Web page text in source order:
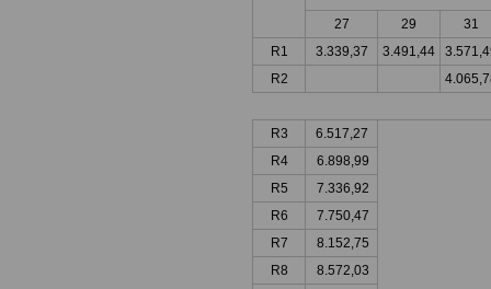
27 29
31
R1
3.339,37 3.491,44
R2
R3
6.517,27
R4
6.898,99
R5
7.336,92
R6
7.750,47
R7
8.152,75
R8
8.572,03